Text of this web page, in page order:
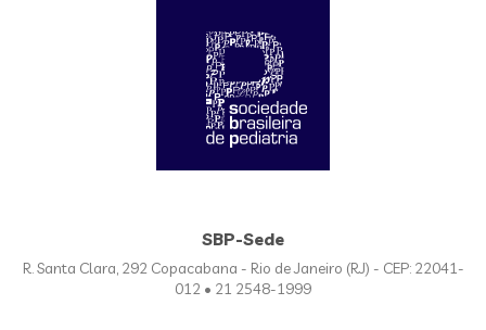
SBP-Sede
R. Santa Clara, 292 Copacabana - Rio de Janeiro (RJ) - CEP: 22041-
012 • 21 2548-1999